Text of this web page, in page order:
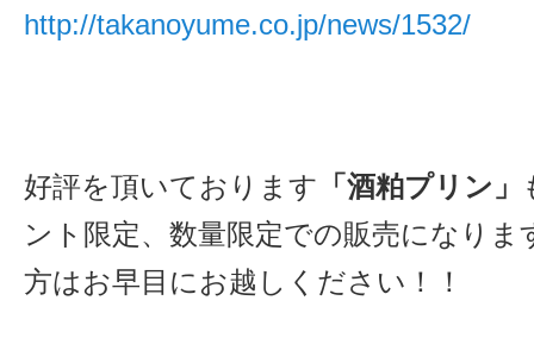
http://takanoyume.co.jp/news/1532/
好評を頂いております 「酒粕プリン」
ント限定、数量限定での販売になり
方はお早目にお越しください！！